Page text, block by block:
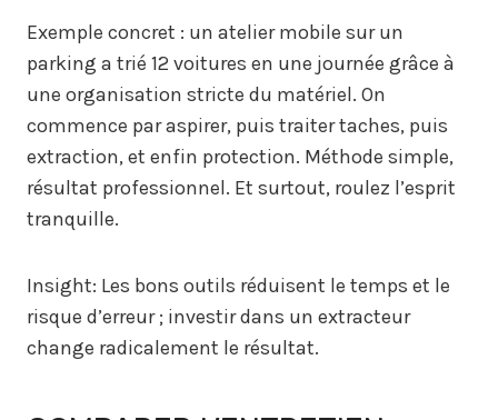
Exemple concret : un atelier mobile sur un
parking a trié 12 voitures en une journée grâce à
une organisation stricte du matériel. On
commence par aspirer, puis traiter taches, puis
extraction, et enfin protection. Méthode simple,
résultat professionnel. Et surtout, roulez l’esprit
tranquille.
Insight: Les bons outils réduisent le temps et le
risque d’erreur ; investir dans un extracteur
change radicalement le résultat.